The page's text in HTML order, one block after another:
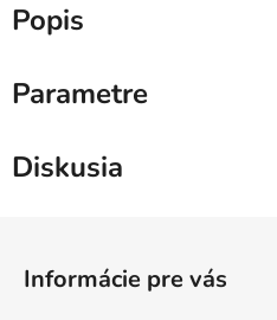
Popis
Parametre
Diskusia
Informácie pre vás